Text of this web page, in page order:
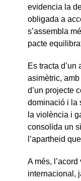
evidencia la
obligada a
s’assembla
pacte
Es tracta
asimètric, amb
d’un projecte
dominació i la
la violència i
consolida un
l’apartheid
A més,
internacional,